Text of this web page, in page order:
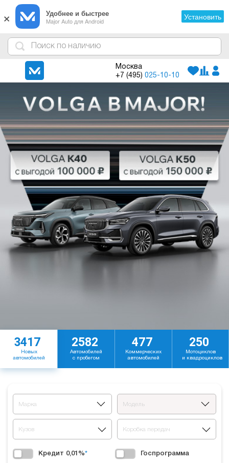
4
1
3
2
Москва
+7 (495) 025-10-10
3417
Новых
автомобилей
2582
Автомобилей
с пробегом
477
Коммерческих
автомобилей
250
Мотоциклов
и квадроциклов
Марка Модель
Кузов Коробка передач
Кредит 0,01%* Госпрограмма
× Удобнее и быстрее
Major Auto для Android Установить